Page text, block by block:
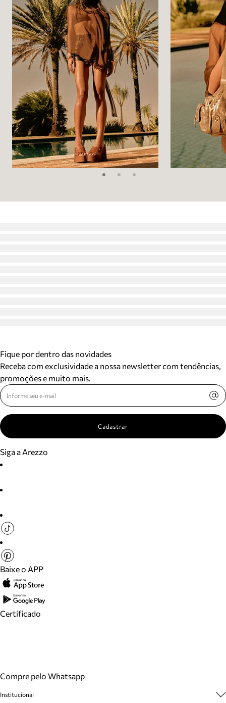
Fique por dentro das novidades
Receba com exclusividade a nossa newsletter com tendências,
promoções e muito mais.
Cadastrar
Siga a Arezzo
Baixe o APP
Certificado
Compre pelo Whatsapp
Institucional